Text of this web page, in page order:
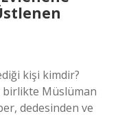
kişi kimdir?
birlikte Müslüman
dedesinden ve